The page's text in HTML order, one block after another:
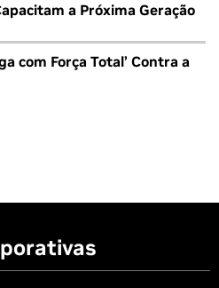
a Próxima Geração
com Força Total’ Contra a